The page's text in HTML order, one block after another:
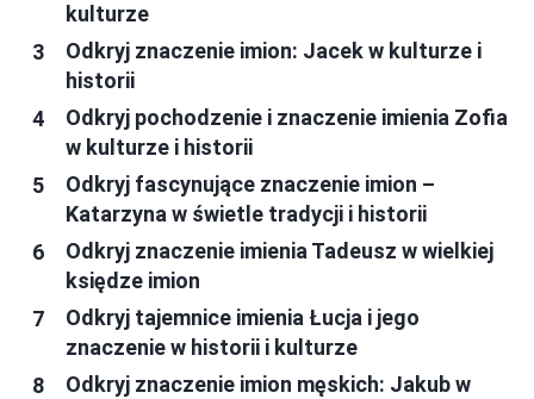
kulturze
Odkryj znaczenie imion: Jacek w kulturze i
historii
Odkryj pochodzenie i znaczenie imienia Zofia
w kulturze i historii
Odkryj fascynujące znaczenie imion –
Katarzyna w świetle tradycji i historii
Odkryj znaczenie imienia Tadeusz w wielkiej
księdze imion
Odkryj tajemnice imienia Łucja i jego
znaczenie w historii i kulturze
Odkryj znaczenie imion męskich: Jakub w